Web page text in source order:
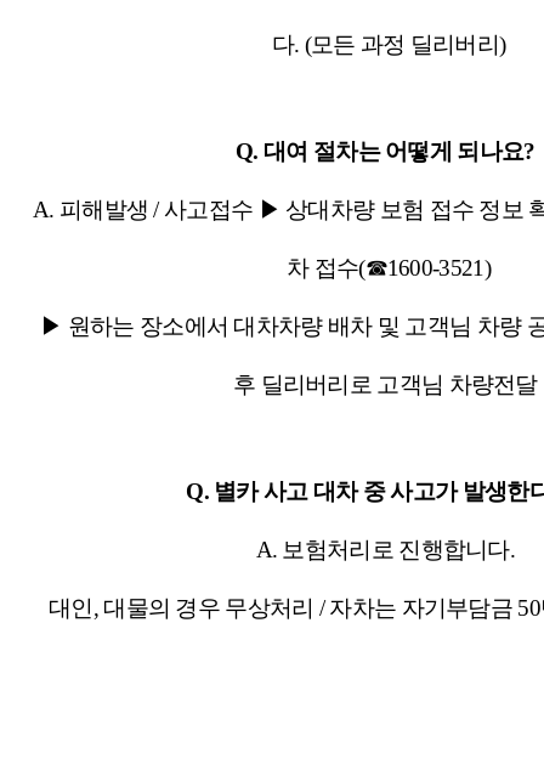
다. (모든 과정 딜리버리)
Q. 대여 절차는 어떻게 되나요?
A. 피해발생 / 사고접수 ▶ 상대차량 보험 접수 정보
차 접수(☎1600-3521)
▶ 원하는 장소에서 대차차량 배차 및 고객님 차량
후 딜리버리로 고객님 차량전달
Q. 별카 사고 대차 중 사고가 발생한
A. 보험처리로 진행합니다.
대인, 대물의 경우 무상처리 / 자차는 자기부담금